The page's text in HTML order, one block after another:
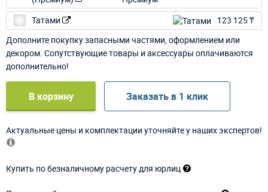
Татами
123 125 ₸
Дополните покупку запасными частями, оформлением или
декором. Сопутствующие товары и аксессуары оплачиваются
дополнительно!
В корзину Заказать в 1 клик
Актуальные цены и комплектации уточняйте у наших экспертов!
Купить по безналичному расчету для юрлиц